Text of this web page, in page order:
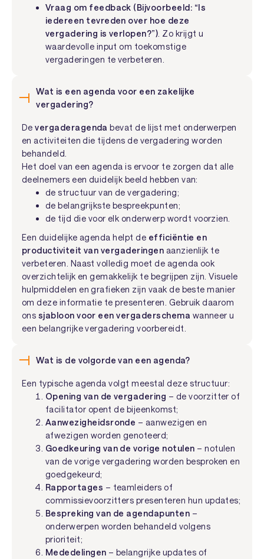
Vraag om feedback (Bijvoorbeeld: “Is
iedereen tevreden over hoe deze
vergadering is verlopen?”) . Zo krijgt u
waardevolle input om toekomstige
vergaderingen te verbeteren.
Wat is een agenda voor een zakelijke
vergadering?
Devergaderagenda bevat de lijst met onderwerpen
en activiteiten die tijdens de vergadering worden
behandeld.
Het doel van een agenda is ervoor te zorgen dat alle
deelnemers een duidelijk beeld hebben van:
de structuur van de vergadering;
de belangrijkste bespreekpunten;
de tijd die voor elk onderwerp wordt voorzien.
Een duidelijke agenda helpt de efficiëntie en
productiviteit van vergaderingen aanzienlijk te
verbeteren. Naast volledig moet de agenda ook
overzichtelijk en gemakkelijk te begrijpen zijn. Visuele
hulpmiddelen en grafieken zijn vaak de beste manier
om deze informatie te presenteren. Gebruik daarom
ons sjabloon voor een vergaderschema wanneer u
een belangrijke vergadering voorbereidt.
Wat is de volgorde van een agenda?
Een typische agenda volgt meestal deze structuur:
Opening van de vergadering – de voorzitter of
facilitator opent de bijeenkomst;
Aanwezigheidsronde – aanwezigen en
afwezigen worden genoteerd;
Goedkeuring van de vorige notulen – notulen
van de vorige vergadering worden besproken en
goedgekeurd;
Rapportages – teamleiders of
commissievoorzitters presenteren hun updates;
Bespreking van de agendapunten –
onderwerpen worden behandeld volgens
prioriteit;
Mededelingen – belangrijke updates of